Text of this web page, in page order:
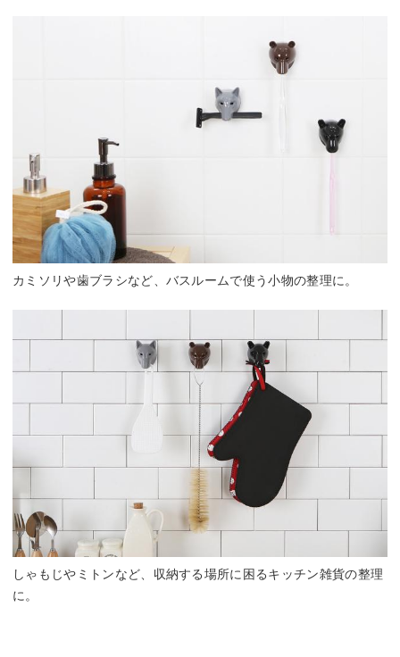
カミソリや歯ブラシなど、バスルームで使う小物の整理に。
しゃもじやミトンなど、収納する場所に困るキッチン雑貨の整理
に。